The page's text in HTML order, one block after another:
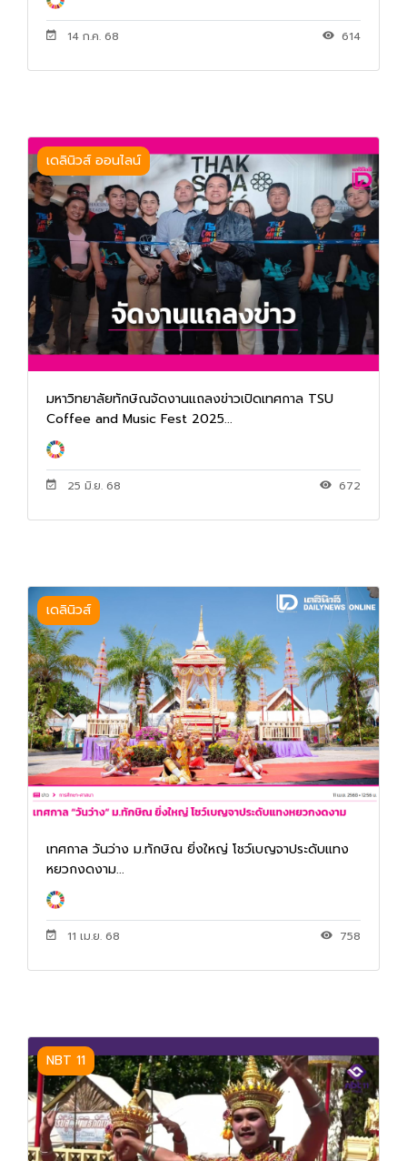
14 ก.ค. 68 614
เดลินิวส์ ออนไลน์
มหาวิทยาลัยทักษิณจัดงานแถลงข่าวเปิดเทศกาล TSU
Coffee and Music Fest 2025...
25 มิ.ย. 68 672
เดลินิวส์
เทศกาล วันว่าง ม.ทักษิณ ยิ่งใหญ่ โชว์เบญจาประดับแทง
หยวกงดงาม...
11 เม.ย. 68 758
NBT 11